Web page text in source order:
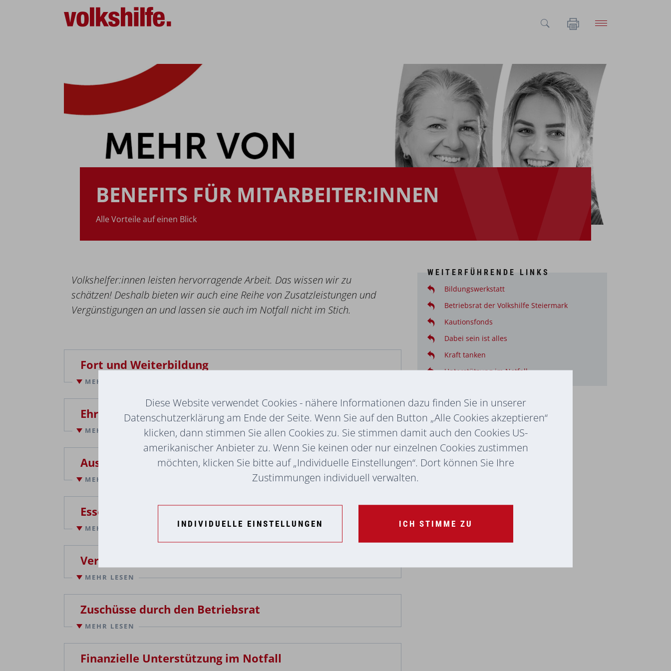
BENEFITS FÜR MITARBEITER:INNEN
Alle Vorteile auf einen Blick
Volkshelfer:innen leisten hervorragende Arbeit. Das wissen wir zu
schätzen! Deshalb bieten wir auch eine Reihe von Zusatzleistungen und
Vergünstigungen an und lassen sie auch im Notfall nicht im Stich.
Fort und Weiterbildung
MEHR LESEN
Ehrungen und Jubiläumsgeld
MEHR LESEN
Ausflüge und Feierlichkeiten
MEHR LESEN
Essen und Trinken
MEHR LESEN
Vergünstigungen
MEHR LESEN
Zuschüsse durch den Betriebsrat
Für Heilbehelfe können Mitarbeiter:innen beim Betriebsrat um einen € 50,– Zuschuss
MEHR LESEN
Finanzielle Unterstützung im Notfall
WEITERFÜHRENDE LINKS
Bildungswerkstatt
Betriebsrat der Volkshilfe Steiermark
Kautionsfonds
Dabei sein ist alles
Kraft tanken
Unterstützung im Notfall
Diese Website verwendet Cookies - nähere Informationen dazu finden Sie in unserer
Datenschutzerklärung am Ende der Seite. Wenn Sie auf den Button „Alle Cookies akzeptieren“
klicken, dann stimmen Sie allen Cookies zu. Sie stimmen damit auch den Cookies US-
amerikanischer Anbieter zu. Wenn Sie keinen oder nur einzelnen Cookies zustimmen
möchten, klicken Sie bitte auf „Individuelle Einstellungen“. Dort können Sie Ihre
Zustimmungen individuell verwalten.
INDIVIDUELLE EINSTELLUNGEN ICH STIMME ZU